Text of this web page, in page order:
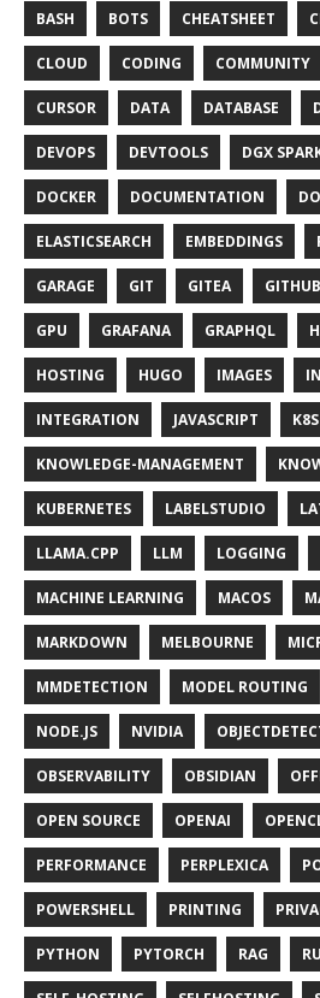
BASH BOTS CHEATSHEET
CLOUD CODING COMMUNITY
CURSOR DATA DATABASE
DEVOPS DEVTOOLS DGX
DOCKER DOCUMENTATION
ELASTICSEARCH EMBEDDINGS
GARAGE GIT GITEA GITHUB
GPU GRAFANA GRAPHQL
HOSTING HUGO IMAGES
INTEGRATION JAVASCRIPT K8S
KNOWLEDGE-MANAGEMENT
KUBERNETES LABELSTUDIO
LLAMA.CPP LLM LOGGING
MACHINE LEARNING MACOS
MARKDOWN MELBOURNE
MMDETECTION MODEL ROUTING
NODE.JS NVIDIA
OBSERVABILITY OBSIDIAN
OPEN SOURCE OPENAI
PERFORMANCE PERPLEXICA
POWERSHELL PRINTING
PYTHON PYTORCH RAG